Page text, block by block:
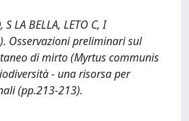
LA BELLA, LETO C, I
Osservazioni preliminari sul
di mirto (Myrtus communis
- una risorsa per
(pp.213-213).